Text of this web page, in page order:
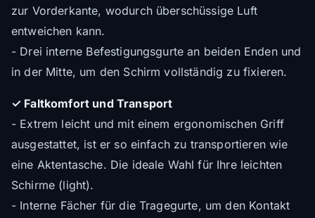
zur Vorderkante, wodurch überschüssige Luft
entweichen kann.
- Drei interne Befestigungsgurte an beiden Enden und
in der Mitte, um den Schirm vollständig zu fixieren.
✓ Faltkomfort und Transport
- Extrem leicht und mit einem ergonomischen Griff
ausgestattet, ist er so einfach zu transportieren wie
eine Aktentasche. Die ideale Wahl für Ihre leichten
Schirme (light).
- Interne Fächer für die Tragegurte, um den Kontakt